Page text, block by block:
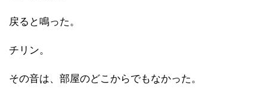
戻ると鳴った。
チリン。
その音は、部屋のどこからでもなかった。